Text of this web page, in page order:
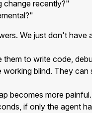
change recently?"
We just don't have
to write code,
blind. They
becomes more
if only the agent